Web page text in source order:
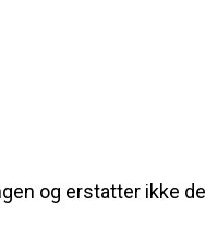
og erstatter ikke